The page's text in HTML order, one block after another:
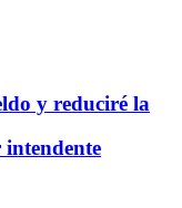
y reduciré la